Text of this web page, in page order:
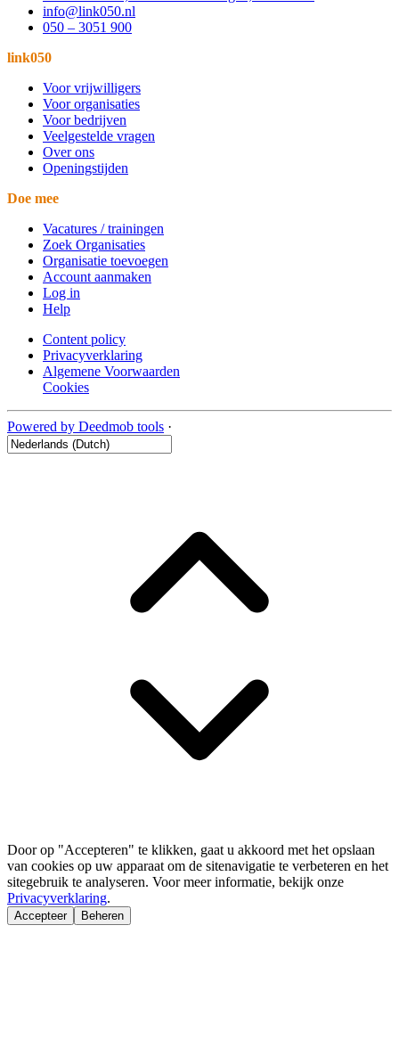
info@link050.nl
050 – 3051 900
link050
Voor vrijwilligers
Voor organisaties
Voor bedrijven
Veelgestelde vragen
Over ons
Openingstijden
Doe mee
Vacatures / trainingen
Zoek Organisaties
Organisatie toevoegen
Account aanmaken
Log in
Help
Content policy
Privacyverklaring
Algemene Voorwaarden
Cookies
Powered by Deedmob tools ·
Door op "Accepteren" te klikken, gaat u akkoord met het opslaan
van cookies op uw apparaat om de sitenavigatie te verbeteren en het
sitegebruik te analyseren. Voor meer informatie, bekijk onze
Privacyverklaring.
Accepteer Beheren